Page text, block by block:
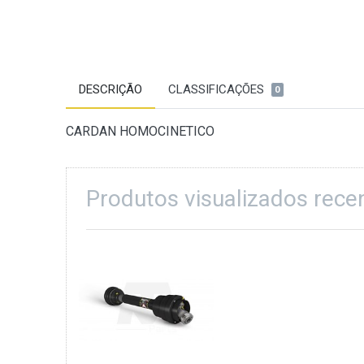
DESCRIÇÃO CLASSIFICAÇÕES 0
CARDAN HOMOCINETICO
Produtos visualizados